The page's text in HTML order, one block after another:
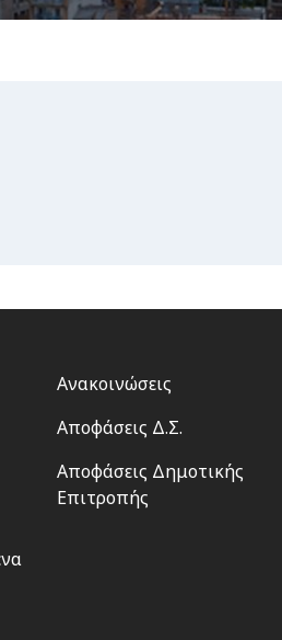
Footer
Ανακοινώσεις
Αποφάσεις Δ.Σ.
Αποφάσεις Δημοτικής
Επιτροπής